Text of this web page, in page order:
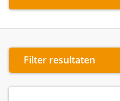
Filter resultaten